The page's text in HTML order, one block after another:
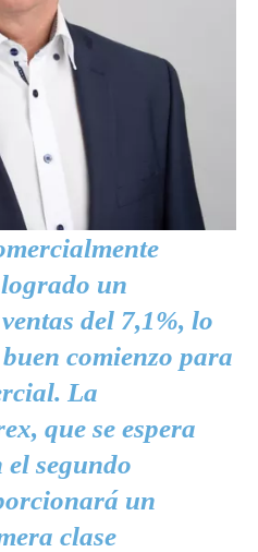
un
del 7,1%, lo
comienzo para
La
que se espera
el segundo
un
clase